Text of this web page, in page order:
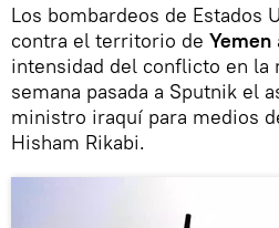
Los bombardeos de Estados
contra el territorio de Yemen
intensidad del conflicto en la
semana pasada a Sputnik el
ministro iraquí para medios
Hisham Rikabi.